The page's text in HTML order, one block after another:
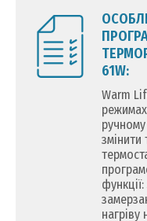
61W:
Warm
нагріву